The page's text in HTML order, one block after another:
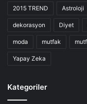
2015 TREND Astroloji
dekorasyon Diyet
moda mutfak
Yapay Zeka
Kategoriler